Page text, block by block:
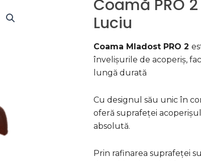
Coamă PRO
Luciu
Coama Mladost PRO 2
învelișurile de acoperiș,
lungă durată
Cu designul său unic în
oferă suprafeței
absolută.
Prin rafinarea suprafeței